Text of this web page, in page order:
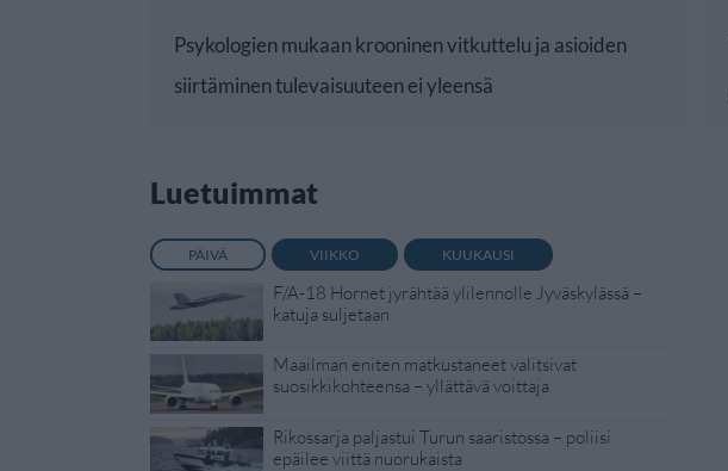
Psykologien mukaan krooninen vitkuttelu ja asioiden
siirtäminen tulevaisuuteen ei yleensä
Luetuimmat
PÄIVÄ VIIKKO KUUKAUSI
F/A-18 Hornet jyrähtää ylilennolle Jyväskylässä –
katuja suljetaan
Maailman eniten matkustaneet valitsivat
suosikkikohteensa – yllättävä voittaja
Rikossarja paljastui Turun saaristossa – poliisi
epäilee viittä nuorukaista